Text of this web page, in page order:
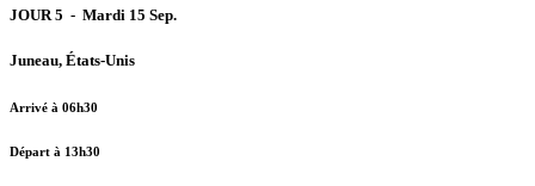
JOUR 5 - Mardi 15 Sep.
Juneau, États-Unis
Arrivé à 06h30
Départ à 13h30